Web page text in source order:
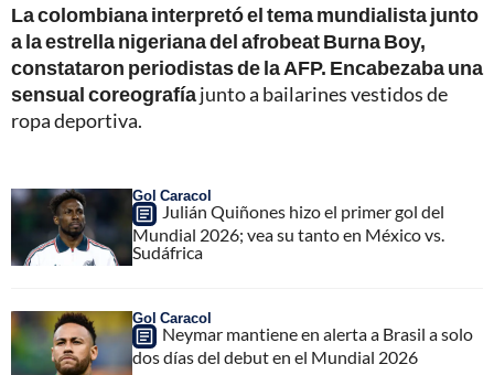
La colombiana interpretó el tema mundialista junto
a la estrella nigeriana del afrobeat Burna Boy,
constataron periodistas de la AFP. Encabezaba una
sensual coreografíajunto a bailarines vestidos de
ropa deportiva.
Gol Caracol
Julián Quiñones hizo el primer gol del
Mundial 2026; vea su tanto en México vs.
Sudáfrica
Gol Caracol
Neymar mantiene en alerta a Brasil a solo
dos días del debut en el Mundial 2026